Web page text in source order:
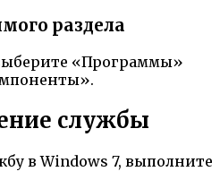
раздела
«Программы»
службы
в Windows 7, выполните